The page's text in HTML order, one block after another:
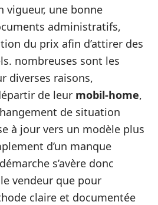
vigueur, une bonne
administratifs,
du prix afin d’attirer des
nombreuses sont les
diverses raisons,
de leur mobil-home,
de situation
à jour vers un modèle plus
d’un manque
s’avère donc
vendeur que pour
claire et documentée